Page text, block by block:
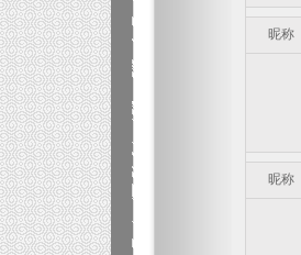
昵称
昵称